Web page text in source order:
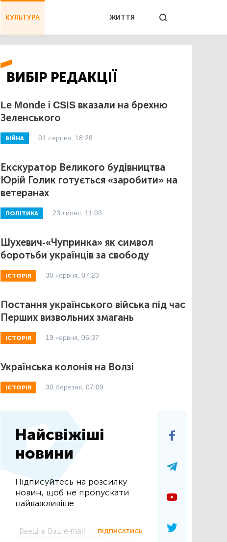
КУЛЬТУРА ЖИТТЯ
ВИБІР РЕДАКЦІЇ
Le Monde і CSIS вказали на брехню
Зеленського
ВІЙНА 01 серпня, 18:28
Екскуратор Великого будівництва
Юрій Голик готується «заробити» на
ветеранах
ПОЛІТИКА 23 липня, 11:03
Шухевич-«Чупринка» як символ
боротьби українців за свободу
ІСТОРІЯ 30 червня, 07:23
Постання українського війська під час
Перших визвольних змагань
ІСТОРІЯ 19 червня, 06:37
Українська колонія на Волзі
ІСТОРІЯ 30 березня, 07:09
Найсвіжіші
новини
Підписуйтесь на розсилку
новин, щоб не пропускати
найважливіше
ПІДПИСАТИСЬ